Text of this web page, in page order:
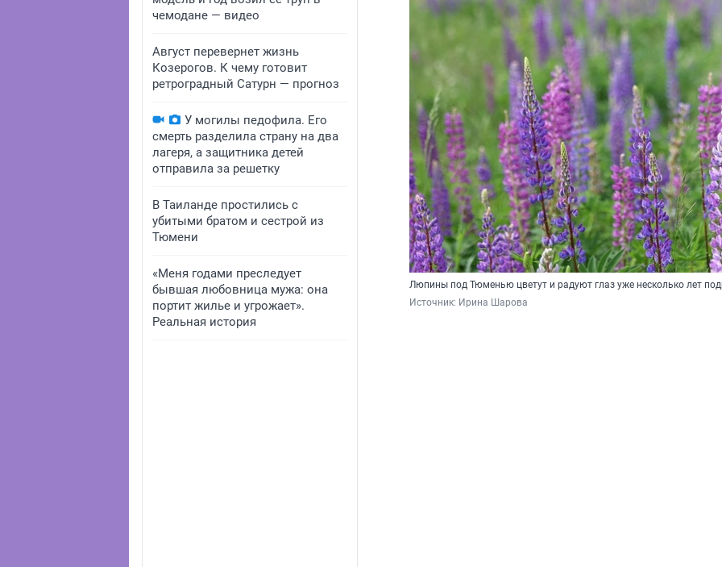
чемодане — видео
Август перевернет жизнь
Козерогов. К чему готовит
ретроградный Сатурн — прогноз
У могилы педофила. Его
смерть разделила страну на два
лагеря, а защитника детей
отправила за решетку
В Таиланде простились с
убитыми братом и сестрой из
Тюмени
«Меня годами преследует
бывшая любовница мужа: она
портит жилье и угрожает».
Реальная история
Люпины под Тюменью цветут и радуют глаз уже несколько лет
Источник: Ирина Шарова